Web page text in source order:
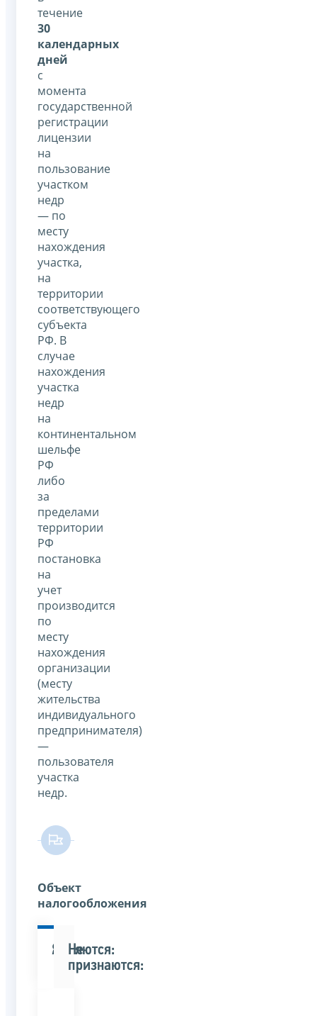
течение
30
календарных
дней
с
момента
государственной
регистрации
лицензии
на
пользование
участком
недр
— по
месту
нахождения
участка,
на
территории
соответствующего
субъекта
РФ. В
случае
нахождения
участка
недр
на
континентальном
шельфе
РФ
либо
за
пределами
территории
РФ
постановка
на
учет
производится
по
месту
нахождения
организации
(месту
жительства
индивидуального
предпринимателя)
—
пользователя
участка
недр.
Объект
налогообложения
Являются:
Не
признаются: